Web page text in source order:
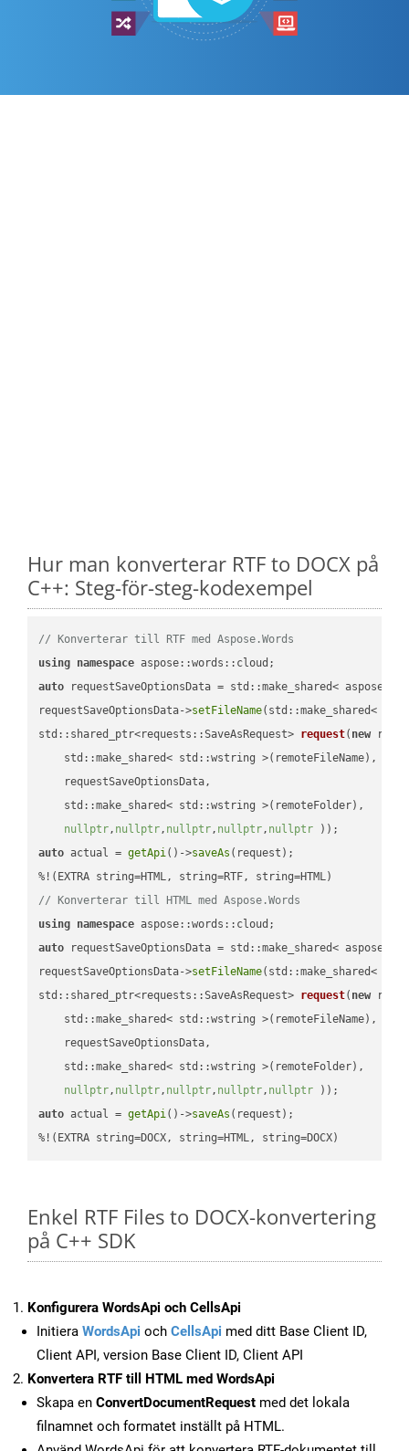
Hur man konverterar RTF to DOCX på
C++: Steg-för-steg-kodexempel
// Konverterar till RTF med Aspose.Words
using namespace
auto requestSaveOptionsData = std::make_shared<
requestSaveOptionsData->setFileName(std::make_shared<
std::shared_ptr<requests::SaveAsRequest> request( new
    std::make_shared< std::wstring >(remoteFileName),
    requestSaveOptionsData,
    std::make_shared< std::wstring >(remoteFolder),
nullptr, nullptr, nullptr, nullptr, nullptr ))
auto actual = getApi()->saveAs (request);
// Konverterar till HTML med Aspose.Words
using namespace
auto requestSaveOptionsData = std::make_shared<
requestSaveOptionsData->setFileName(std::make_shared<
std::shared_ptr<requests::SaveAsRequest> request( new
    std::make_shared< std::wstring >(remoteFileName),
    requestSaveOptionsData,
    std::make_shared< std::wstring >(remoteFolder),
nullptr, nullptr, nullptr, nullptr, nullptr ))
auto actual = getApi()->saveAs (request);
%!(EXTRA string=DOCX, string=HTML, string=DOCX)
Enkel RTF Files to DOCX-konvertering
på C++ SDK
Konfigurera WordsApi och CellsApi
Initiera WordsApi och CellsApi med ditt Base Client ID,
Client API, version Base Client ID, Client API
Konvertera RTF till HTML med WordsApi
Skapa en ConvertDocumentRequest med det lokala
filnamnet och formatet inställt på HTML.